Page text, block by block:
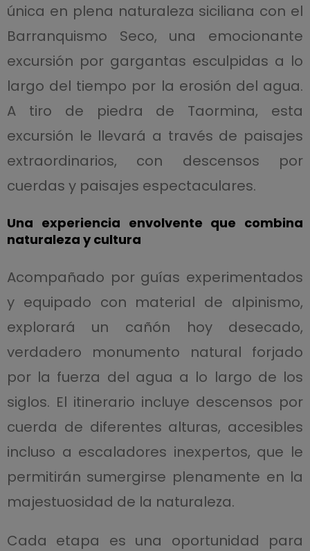
única en plena naturaleza siciliana con el
Barranquismo Seco, una emocionante
excursión por gargantas esculpidas a lo
largo del tiempo por la erosión del agua.
A tiro de piedra de Taormina, esta
excursión le llevará a través de paisajes
extraordinarios, con descensos por
cuerdas y paisajes espectaculares.
Una experiencia envolvente que combina
naturaleza y cultura
Acompañado por guías experimentados
y equipado con material de alpinismo,
explorará un cañón hoy desecado,
verdadero monumento natural forjado
por la fuerza del agua a lo largo de los
siglos. El itinerario incluye descensos por
cuerda de diferentes alturas, accesibles
incluso a escaladores inexpertos, que le
permitirán sumergirse plenamente en la
majestuosidad de la naturaleza.
Cada etapa es una oportunidad para